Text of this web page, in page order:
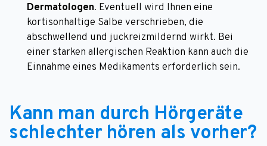
Dermatologen. Eventuell wird Ihnen eine
kortisonhaltige Salbe verschrieben, die
abschwellend und juckreizmildernd wirkt. Bei
einer starken allergischen Reaktion kann auch die
Einnahme eines Medikaments erforderlich sein.
Kann man durch Hörgeräte
schlechter hören als vorher?